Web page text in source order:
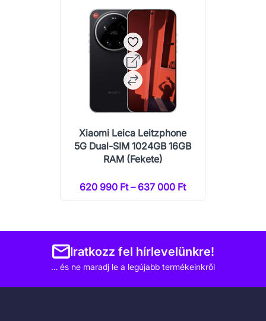
Xiaomi Leica Leitzphone
5G Dual-SIM 1024GB 16GB
RAM (Fekete)
620 990 Ft – 637 000 Ft
Iratkozz fel hírlevelünkre!
… és ne maradj le a legújabb termékeinkről